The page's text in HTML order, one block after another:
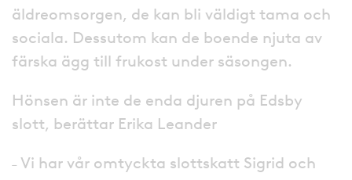
äldreomsorgen, de kan bli väldigt tama och
sociala. Dessutom kan de boende njuta av
färska ägg till frukost under säsongen.
Hönsen är inte de enda djuren på Edsby
slott, berättar Erika Leander
˗ Vi har vår omtyckta slottskatt Sigrid och